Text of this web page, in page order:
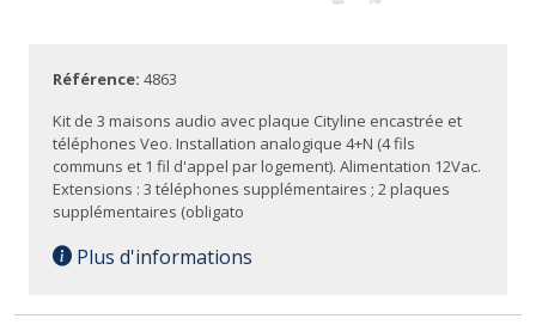
Référence: 4863
Kit de 3 maisons audio avec plaque Cityline encastrée et
téléphones Veo. Installation analogique 4+N (4 fils
communs et 1 fil d'appel par logement). Alimentation 12Vac.
Extensions : 3 téléphones supplémentaires ; 2 plaques
supplémentaires (obligato
Plus d'informations